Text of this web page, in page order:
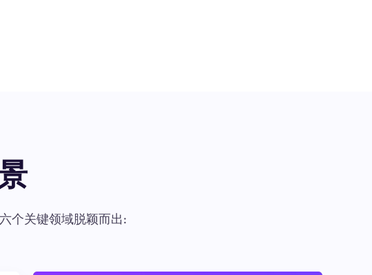
个关键领域脱颖而出: